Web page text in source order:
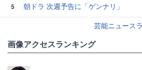
5
朝ドラ 次週予告に「ゲンナリ」
芸能ニュース
画像アクセスランキング